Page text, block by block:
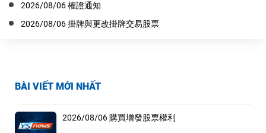
BÀI VIẾT MỚI NHẤT
2026/08/06 購買增發股票權利
2026/08/06 權證通知
2026/08/06 掛牌與更改掛牌交易股票